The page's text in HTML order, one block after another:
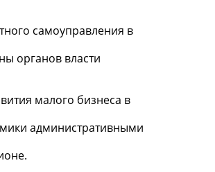
самоуправления в
органов власти
малого бизнеса в
административными